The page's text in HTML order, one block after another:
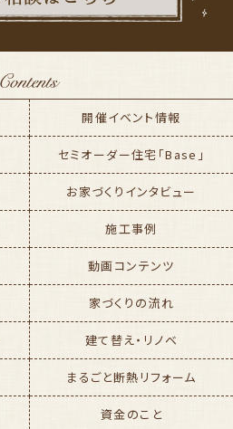
開催イベント情報
セミオーダー住宅「Base」
お家づくりインタビュー
施工事例
動画コンテンツ
家づくりの流れ
建て替え・リノベ
まるごと断熱リフォーム
資金のこと